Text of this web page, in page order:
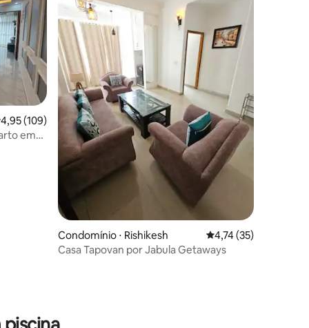
de uma avaliação média de 5, 109 avaliações
4,95 (109)
em
Condomínio ⋅ Rishikesh 4,74 de uma
4,74 (35)
Casa Tapovan por Jabula Getaways